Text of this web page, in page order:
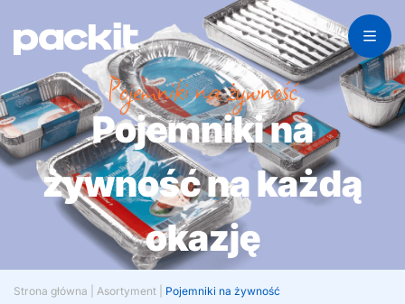
Pojemniki na żywność
Pojemniki na
żywność na każdą
okazję
Strona główna Asortyment Pojemniki na żywność